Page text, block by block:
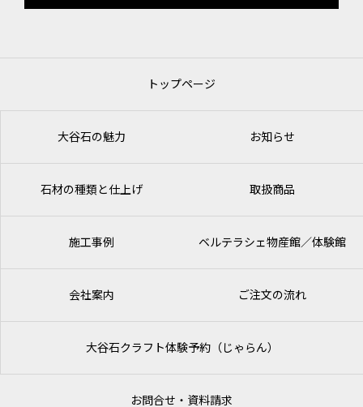
トップページ
大谷石の魅力 お知らせ
石材の種類と仕上げ 取扱商品
施工事例 ベルテラシェ物産館／体験館
会社案内 ご注文の流れ
大谷石クラフト体験予約（じゃらん）
お問合せ・資料請求